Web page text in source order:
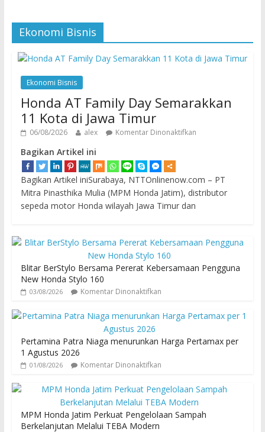
Ekonomi Bisnis
Ekonomi Bisnis
Honda AT Family Day Semarakkan
11 Kota di Jawa Timur
06/08/2026 alex Komentar Dinonaktifkan
Bagikan Artikel ini
Bagikan Artikel iniSurabaya, NTTOnlinenow.com – PT
Mitra Pinasthika Mulia (MPM Honda Jatim), distributor
sepeda motor Honda wilayah Jawa Timur dan
Blitar BerStylo Bersama Pererat Kebersamaan Pengguna
New Honda Stylo 160
03/08/2026 Komentar Dinonaktifkan
Pertamina Patra Niaga menurunkan Harga Pertamax per
1 Agustus 2026
01/08/2026 Komentar Dinonaktifkan
MPM Honda Jatim Perkuat Pengelolaan Sampah
Berkelanjutan Melalui TEBA Modern